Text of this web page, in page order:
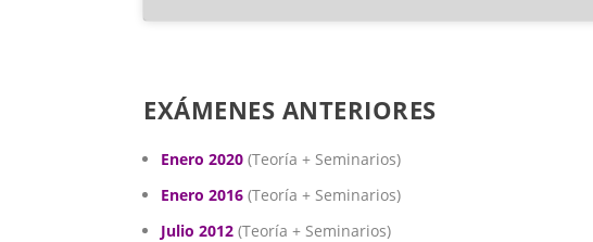
EXÁMENES ANTERIORES
Enero 2020 (Teoría + Seminarios)
Enero 2016 (Teoría + Seminarios)
Julio 2012 (Teoría + Seminarios)